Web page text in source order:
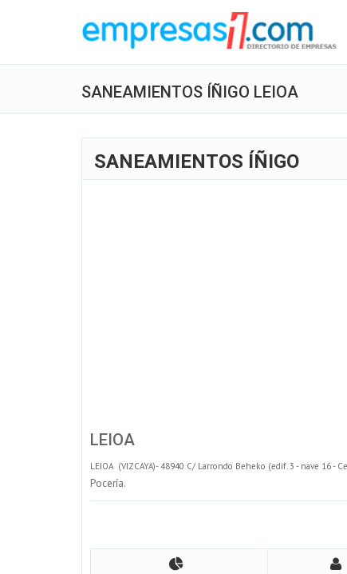
SANEAMIENTOS ÍÑIGO LEIOA
SANEAMIENTOS ÍÑIGO
LEIOA
LEIOA (VIZCAYA)- 48940 C/ Larrondo Beheko (edif. 3 - nave 16 -
Pocería.